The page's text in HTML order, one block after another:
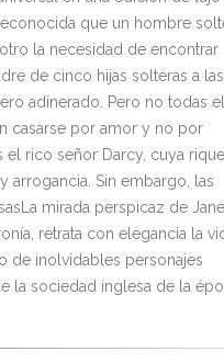
que un hombre
la necesidad de encontrar
de cinco hijas solteras a
adinerado. Pero no todas
casarse por amor y no por
rico señor Darcy, cuya
Sin embargo, las
mirada perspicaz de Jane
retrata con elegancia la
de inolvidables personajes
la sociedad inglesa de la